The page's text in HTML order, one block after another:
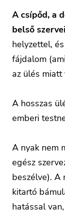
A csípőd, a
belső
helyzettel,
fájdalom
az ülés miatt
A hosszas
emberi
A nyak nem
egész
beszélve). A
kitartó
hatással